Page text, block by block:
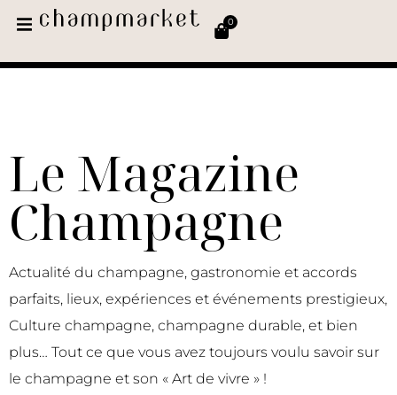
0
Le Magazine
Champagne
Actualité du champagne, gastronomie et accords
parfaits, lieux, expériences et événements prestigieux,
Culture champagne, champagne durable, et bien
plus… Tout ce que vous avez toujours voulu savoir sur
le champagne et son « Art de vivre » !